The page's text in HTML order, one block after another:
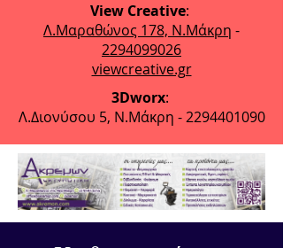
View Creative:
Λ.Μαραθώνος 178, Ν.Μάκρη -
2294099026
viewcreative.gr
3Dworx:
Λ.Διονύσου 5, Ν.Μάκρη - 2294401090